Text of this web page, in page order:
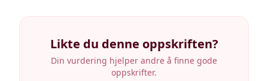
Likte du denne oppskriften?
Din vurdering hjelper andre å finne gode
oppskrifter.